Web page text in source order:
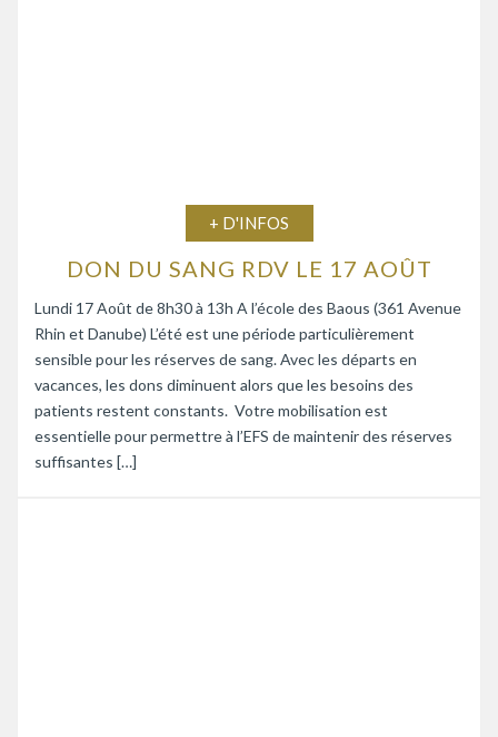
+ D'INFOS
DON DU SANG RDV LE 17 AOÛT
Lundi 17 Août de 8h30 à 13h A l’école des Baous (361 Avenue
Rhin et Danube) L’été est une période particulièrement
sensible pour les réserves de sang. Avec les départs en
vacances, les dons diminuent alors que les besoins des
patients restent constants. Votre mobilisation est
essentielle pour permettre à l’EFS de maintenir des réserves
suffisantes […]